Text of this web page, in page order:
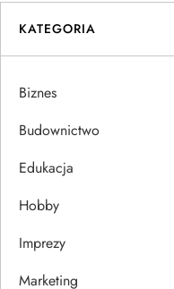
g
a
c
a
w
p
KATEGORIA
Biznes
Budownictwo
Edukacja
Hobby
Imprezy
Marketing